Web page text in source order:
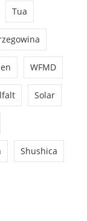
Tua
WFMD
Solar
Shushica